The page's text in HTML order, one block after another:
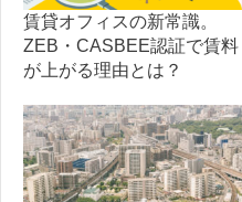
賃貸オフィスの新常識。
ZEB・CASBEE認証で賃料
が上がる理由とは？